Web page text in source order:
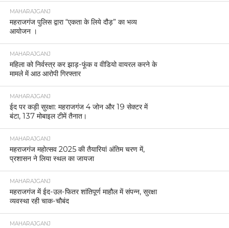
MAHARAJGANJ
महराजगंज पुलिस द्वारा “एकता के लिये दौड़” का भव्य
आयोजन ।
MAHARAJGANJ
महिला को निर्वस्त्र कर झाड़-फूंक व वीडियो वायरल करने के
मामले में आठ आरोपी गिरफ्तार
MAHARAJGANJ
ईद पर कड़ी सुरक्षा: महराजगंज 4 जोन और 19 सेक्टर में
बंटा, 137 मोबाइल टीमें तैनात।
MAHARAJGANJ
महराजगंज महोत्सव 2025 की तैयारियां अंतिम चरण में,
प्रशासन ने लिया स्थल का जायजा
MAHARAJGANJ
महराजगंज में ईद-उल-फितर शांतिपूर्ण माहौल में संपन्न, सुरक्षा
व्यवस्था रही चाक-चौबंद
MAHARAJGANJ